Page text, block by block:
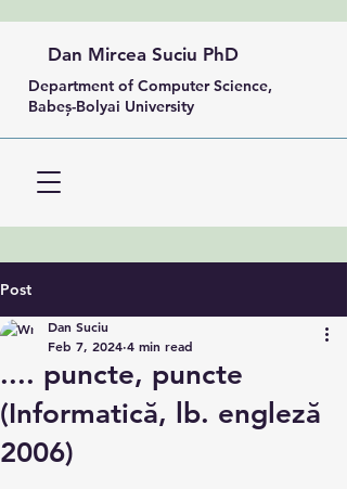
Dan Mircea Suciu PhD
Department of Computer Science,
Babeș-Bolyai University
Post
.... puncte, puncte
(Informatică, lb. engleză
2006)
Dan Suciu
Feb 7, 2024 4 min read